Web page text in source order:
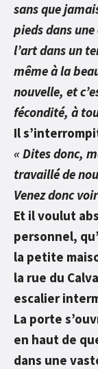
sans que
pieds dans
l’art dans un
même à la
nouvelle, et
fécondité, à
Il
« Dites donc,
travaillé de
Venez donc
Et il voulut
personnel,
la petite
la rue du
escalier
La porte
en haut de
dans une